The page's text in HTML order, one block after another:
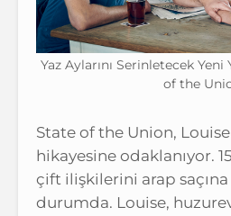
Yaz Aylarını Serinletecek
of the
State of the Union, Louise
hikayesine odaklanıyor.
çift ilişkilerini arap
durumda. Louise,